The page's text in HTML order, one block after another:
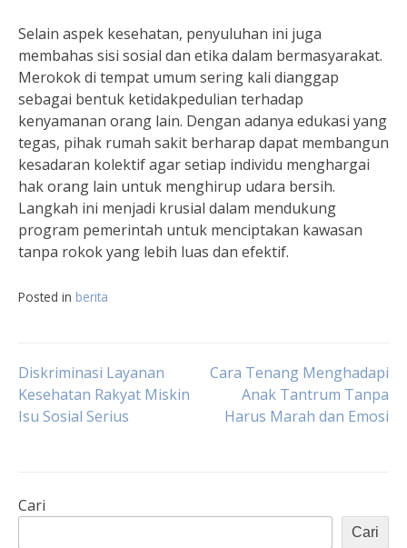
Selain aspek kesehatan, penyuluhan ini juga
membahas sisi sosial dan etika dalam bermasyarakat.
Merokok di tempat umum sering kali dianggap
sebagai bentuk ketidakpedulian terhadap
kenyamanan orang lain. Dengan adanya edukasi yang
tegas, pihak rumah sakit berharap dapat membangun
kesadaran kolektif agar setiap individu menghargai
hak orang lain untuk menghirup udara bersih.
Langkah ini menjadi krusial dalam mendukung
program pemerintah untuk menciptakan kawasan
tanpa rokok yang lebih luas dan efektif.
Posted in berita
Navigasi
pos
Diskriminasi Layanan
Kesehatan Rakyat Miskin
Isu Sosial Serius
Cara Tenang Menghadapi
Anak Tantrum Tanpa
Harus Marah dan Emosi
Cari
Cari